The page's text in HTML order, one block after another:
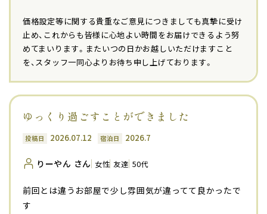
価格設定等に関する貴重なご意見につきましても真摯に受け
止め、これからも皆様に心地よい時間をお届けできるよう努
めてまいります。またいつの日かお越しいただけますこと
を、スタッフ一同心よりお待ち申し上げております。
ゆっくり過ごすことができました
投稿日 2026.07.12 宿泊日 2026.7
りーやん さん 女性 友達 50代
前回とは違うお部屋で少し雰囲気が違ってて良かったで
す